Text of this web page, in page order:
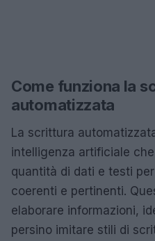
Come funziona la
automatizzata
La scrittura
intelligenza artificiale
quantità di dati e testi
coerenti e pertinenti.
elaborare informazioni,
persino imitare stili di